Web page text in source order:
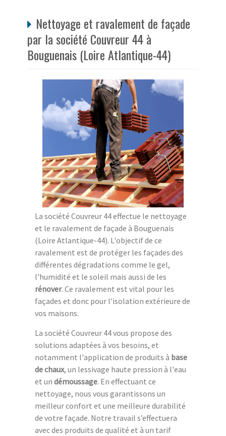
Nettoyage et ravalement de façade
par la société Couvreur 44 à
Bouguenais (Loire Atlantique-44)
La société Couvreur 44 effectue le nettoyage
et le ravalement de façade à Bouguenais
(Loire Atlantique-44). L'objectif de ce
ravalement est de protéger les façades des
différentes dégradations comme le gel,
l'humidité et le soleil mais aussi de les
rénover. Ce ravalement est vital pour les
façades et donc pour l'isolation extérieure de
vos maisons.
La société Couvreur 44 vous propose des
solutions adaptées à vos besoins, et
notamment l'application de produits à base
de chaux, un lessivage haute pression à l'eau
et un démoussage. En effectuant ce
nettoyage, nous vous garantissons un
meilleur confort et une meilleure durabilité
de votre façade. Notre travail s’effectuera
avec des produits de qualité et à un tarif